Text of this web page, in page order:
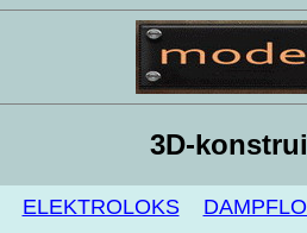
3D-
ELEKTROLOKS